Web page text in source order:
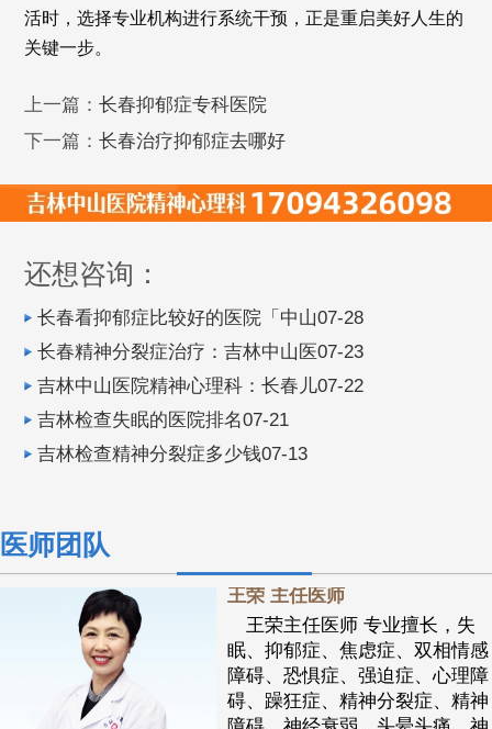
活时，选择专业机构进行系统干预，正是重启美好人生的
关键一步。
上一篇：长春抑郁症专科医院
下一篇：长春治疗抑郁症去哪好
还想咨询：
长春看抑郁症比较好的医院「中山07-28
长春精神分裂症治疗：吉林中山医07-23
吉林中山医院精神心理科：长春儿07-22
吉林检查失眠的医院排名07-21
吉林检查精神分裂症多少钱07-13
医师团队
王荣 主任医师
王荣主任医师 专业擅长，失
眠、抑郁症、焦虑症、双相情感
障碍、恐惧症、强迫症、心理障
碍、躁狂症、精神分裂症、精神